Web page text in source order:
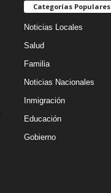
Categorías Populares
Noticias Locales
Salud
Familia
Noticias Nacionales
Inmigración
Educación
Gobierno